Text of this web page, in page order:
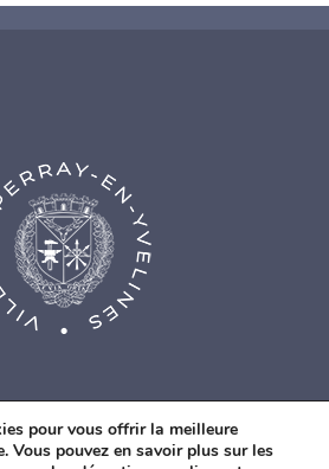
pour vous offrir la meilleure
Vous pouvez en savoir plus sur les